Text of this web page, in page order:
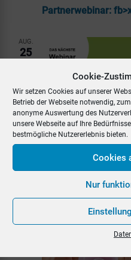
Cookie-
Wir setzen Cookies auf unserer
Betrieb der Webseite notwendig,
anonyme Auswertung des
unsere Webseite auf Ihre
bestmögliche Nutzererlebnis bieten.
Cookies
Nur
Partnerwebinar:
AUG.
25
25 August, 2022 @ 11:00
Partnerwebinar: